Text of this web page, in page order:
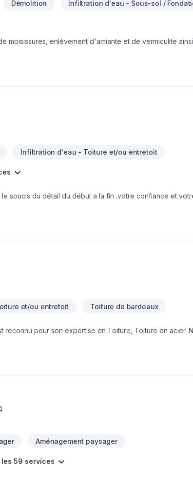
Démolition Infiltration d'eau - Sous-sol /
moisissures, enlèvement d'amiante et de vermiculite
que l'Abitibi et le bas du fleuve d'un côté et Gatineau
Infiltration d'eau - Toiture et/ou entretoit
soucis du détail du début a la fin .votre confiance et
et/ou entretoit Toiture de bardeaux
reconnu pour son expertise en Toiture, Toiture en acier.
idées en réalité. Contactez-nous dès maintenant. Notre
Aménagement paysager
les 59 services